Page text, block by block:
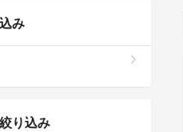
み
り込み